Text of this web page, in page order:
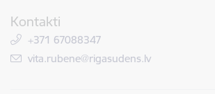
Kontakti
+371 67088347
E-pasts:
vita.rubene@rigasudens.lv